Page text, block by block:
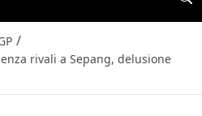
/
rivali a Sepang, delusione